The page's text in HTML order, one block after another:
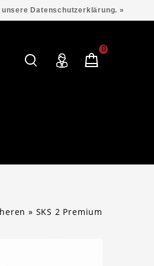
0
» SKS 2 Premium
Datenschutzerklärung. »